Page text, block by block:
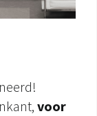
voor